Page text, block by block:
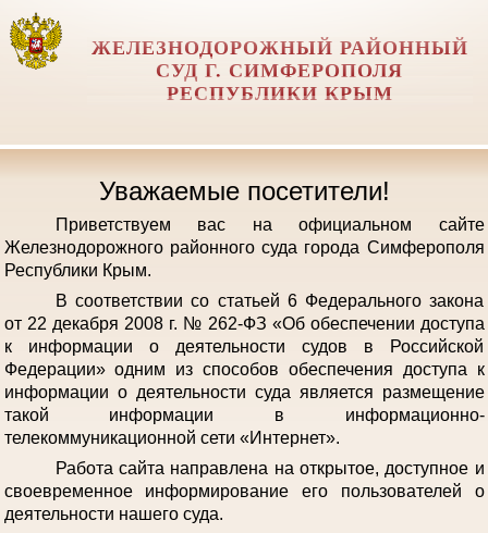
ЖЕЛЕЗНОДОРОЖНЫЙ РАЙОННЫЙ
СУД Г. СИМФЕРОПОЛЯ
РЕСПУБЛИКИ КРЫМ
Уважаемые посетители!
Приветствуем вас на официальном сайте
Железнодорожного районного суда города Симферополя
Республики Крым.
В соответствии со статьей 6 Федерального закона
от 22 декабря 2008 г. № 262-ФЗ «Об обеспечении доступа
к информации о деятельности судов в Российской
Федерации» одним из способов обеспечения доступа к
информации о деятельности суда является размещение
такой информации в информационно-
телекоммуникационной сети «Интернет».
Работа сайта направлена на открытое, доступное и
своевременное информирование его пользователей о
деятельности нашего суда.